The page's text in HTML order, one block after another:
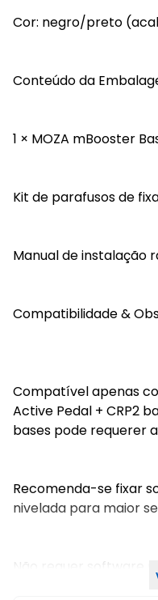
Cor: negro/preto
Conteúdo da
1 × MOZA mBooster
Kit de parafusos de
Manual de instalação
Compatibilidade &
Compatível apenas
Active Pedal + CRP2
bases pode requerer
Recomenda-se fixar
nivelada para maior
Não requer software